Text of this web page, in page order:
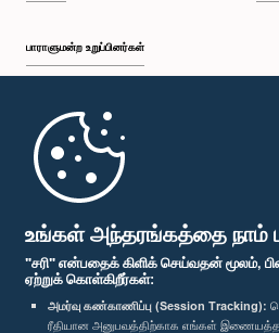
உங்கள் அந்தரங்கத்தை நாம்
"சரி" என்பதைக் கிளிக் செய்வதன் மூலம்,
ஏற்றுக் கொள்கிறீர்கள்:
அமர்வு கண்காணிப்பு (Session Tracking):
ரீதியான அனுபவத்திற்காக எங்கள்
பாராளுமன்ற உறுப்பினர்கள்
முதற்பக்கம்
பாராளுமன்ற கையடக்க செயலி
எம்மை பின்தொடர்க :